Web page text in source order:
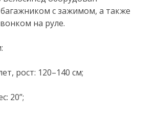
с зажимом, а также
на руле.
рост: 120–140 см;
20”;